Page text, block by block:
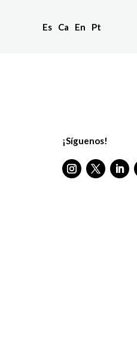
Es Ca En Pt
¡Síguenos!